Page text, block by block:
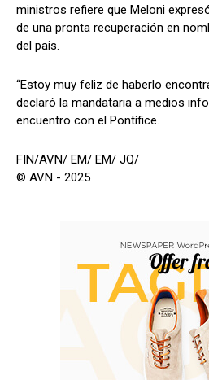
ministros refiere que Meloni
de una pronta recuperación en
del país.
“Estoy muy feliz de haberlo
declaró la mandataria a medios
encuentro con el Pontífice.
FIN/AVN/ EM/ EM/ JQ/
© AVN - 2025